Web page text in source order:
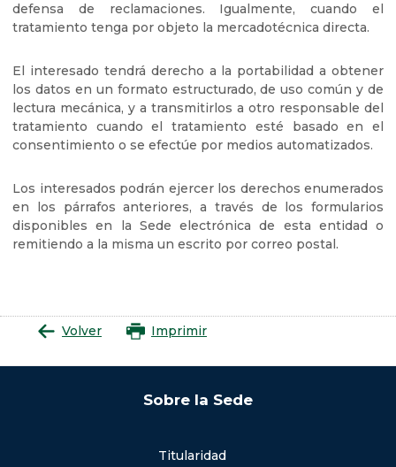
defensa de reclamaciones. Igualmente, cuando el
tratamiento tenga por objeto la mercadotécnica directa.
El interesado tendrá derecho a la portabilidad a obtener
los datos en un formato estructurado, de uso común y de
lectura mecánica, y a transmitirlos a otro responsable del
tratamiento cuando el tratamiento esté basado en el
consentimiento o se efectúe por medios automatizados.
Los interesados podrán ejercer los derechos enumerados
en los párrafos anteriores, a través de los formularios
disponibles en la Sede electrónica de esta entidad o
remitiendo a la misma un escrito por correo postal.
Volver Imprimir
Sobre la Sede
Titularidad